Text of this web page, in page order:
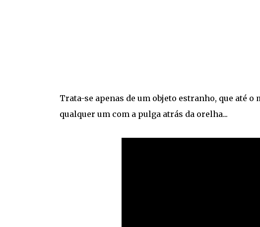
Trata-se apenas de um objeto estranho, que até
qualquer um com a pulga atrás da orelha...